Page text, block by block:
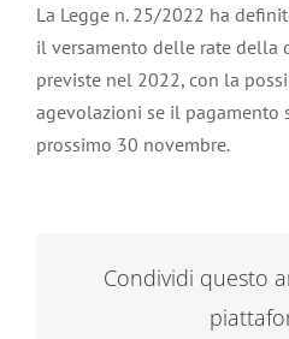
La Legge n. 25/2022 ha
il versamento delle rate della
previste nel 2022, con la
agevolazioni se il pagamento
prossimo 30 novembre.
Condividi questo